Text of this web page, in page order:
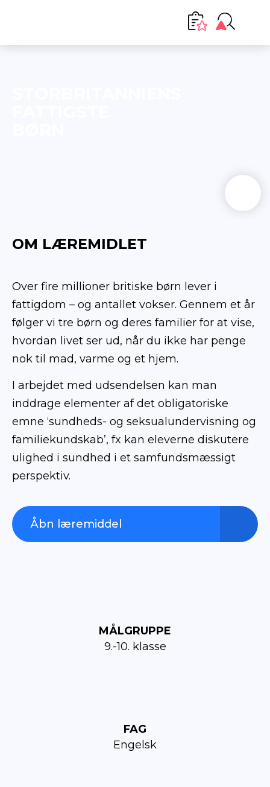
Åbn læremiddel
OM LÆREMIDLET
Over fire millioner britiske børn lever i
fattigdom – og antallet vokser. Gennem et år
følger vi tre børn og deres familier for at vise,
hvordan livet ser ud, når du ikke har penge
nok til mad, varme og et hjem.
I arbejdet med udsendelsen kan man
inddrage elementer af det obligatoriske
emne ‘sundheds- og seksualundervisning og
familiekundskab’, fx kan eleverne diskutere
ulighed i sundhed i et samfundsmæssigt
perspektiv.
Åbn læremiddel
MÅLGRUPPE
9.-10. klasse
FAG
Engelsk